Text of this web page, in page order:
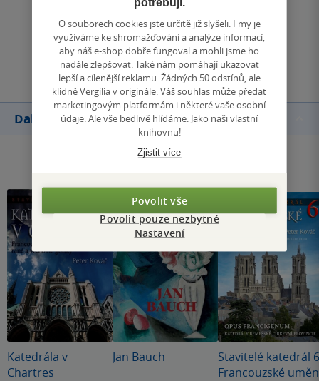
Přidat hodnocení
Další knihy autora
Katedrála v
Chartres
Jan Bauch
Stavitelé katedrál
Francouzské
O souborech cookies jste určitě již slyšeli. I my je
využíváme ke shromažďování a analýze informací,
aby náš e-shop dobře fungoval a mohli jsme ho
nadále zlepšovat. Také nám pomáhají ukazovat
lepší a cílenější reklamu. Žádných 50 odstínů, ale
klidně Vergilia v originále. Váš souhlas může předat
marketingovým platformám i některé vaše osobní
údaje. Ale vše bedlivě hlídáme. Jako naši vlastní
knihovnu!
Zjistit více
Povolit vše
Povolit pouze nezbytné
Nastavení